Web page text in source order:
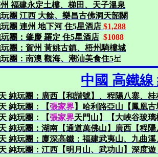
福建永定土樓、梯田、天子溫泉
團 江西 大餘、樂昌古佛洞天韶關
團 連州 地下河 住5星酒店 $1,288
團：肇慶 羅定 住5星酒店 $1088
團：賀州 黃姚古鎮、梧州騎樓城
團 ：南澳 觀海、潮汕美食住5星
中國 高鐵線
純玩團：廣西【和諧號】、程陽八寨、桂
純玩團：【張家界】哈利路亞山【鳳凰古
純玩團：【張家界天門山】【大峽谷玻璃
純玩團：湖南【通道萬佛山】廣西【程
純玩團：廈深高鐵：福建武夷山、九曲
純玩團：江西【明月山、武功山】深度遊